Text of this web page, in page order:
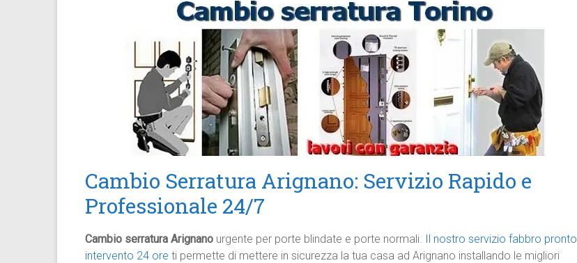
Cambio Serratura Arignano: Servizio Rapido e
Professionale 24/7
Cambio serratura Arignano urgente per porte blindate e porte normali. Il nostro servizio fabbro pronto
intervento 24 ore ti permette di mettere in sicurezza la tua casa ad Arignano installando le migliori